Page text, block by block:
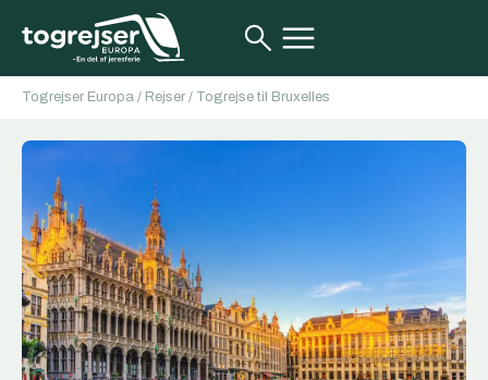
Togrejser Europa / Rejser / Togrejse til Bruxelles